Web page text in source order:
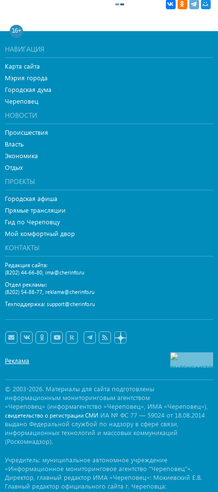
16+
НАВИГАЦИЯ
Карта сайта
Мэрия города
Городская дума
Череповец
НОВОСТИ
Происшествия
Власть
Экономика
Отдых
ПРОЕКТЫ
Городская афиша
Прямые трансляции
Гид по Череповцу
Мой комфортный двор
КОНТАКТЫ
Редакция сайта:
(8202) 44-66-80 ima@cherinfo.ru
Отдел рекламы:
(8202) 54-88-77 reklama@cherinfo.ru
Техподдержка: support@cherinfo.ru
Реклама
© 2003-2026. Материалы для сайта подготовлены
информационным мониторинговым агентством
«Череповец» (информагентство «Череповец», ИМА «Череповец»),
свидетельство о регистрации СМИ ИА № ФС 77 — 59024 от 18.08.2014
выдано Федеральной службой по надзору в сфере связи,
информационных технологий и массовых коммуникаций
(Роскомнадзор).
Учредитель: муниципальное автономное учреждение
«Информационное мониторинговое агентство "Череповец"».
Директор, главный редактор ИМА «Череповец»: Мокиевский Е.В.
Главный редактор официального сайта г. Череповца: